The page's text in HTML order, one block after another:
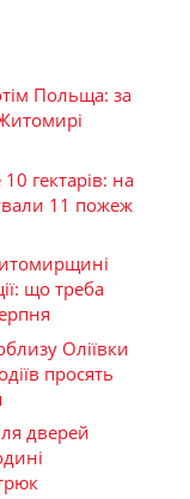
Польща: за
гектарів: на
11 пожеж
що треба
Оліївки
просять
дверей